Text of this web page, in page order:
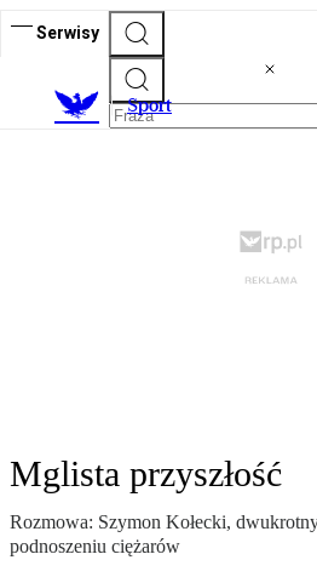
Serwisy
Sport
Mglista przyszłość
Rozmowa: Szymon Kołecki,
podnoszeniu ciężarów